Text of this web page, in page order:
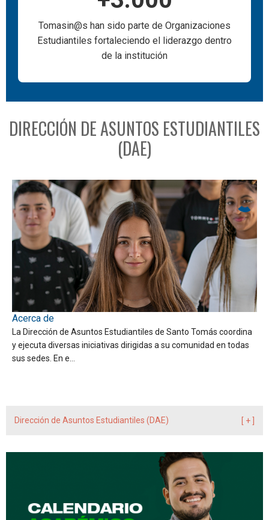
Tomasin@s han sido parte de Organizaciones
Estudiantiles fortaleciendo el liderazgo dentro
de la institución
DIRECCIÓN DE ASUNTOS ESTUDIANTILES
(DAE)
Acerca de
La Dirección de Asuntos Estudiantiles de Santo Tomás coordina
y ejecuta diversas iniciativas dirigidas a su comunidad en todas
sus sedes. En e…
Dirección de Asuntos Estudiantiles (DAE)